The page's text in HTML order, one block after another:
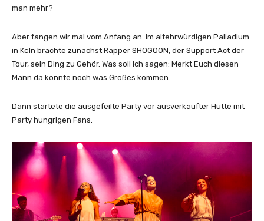
man mehr?
Aber fangen wir mal vom Anfang an. Im altehrwürdigen Palladium
in Köln brachte zunächst Rapper SHOGOON, der Support Act der
Tour, sein Ding zu Gehör. Was soll ich sagen: Merkt Euch diesen
Mann da könnte noch was Großes kommen.
Dann startete die ausgefeilte Party vor ausverkaufter Hütte mit
Party hungrigen Fans.